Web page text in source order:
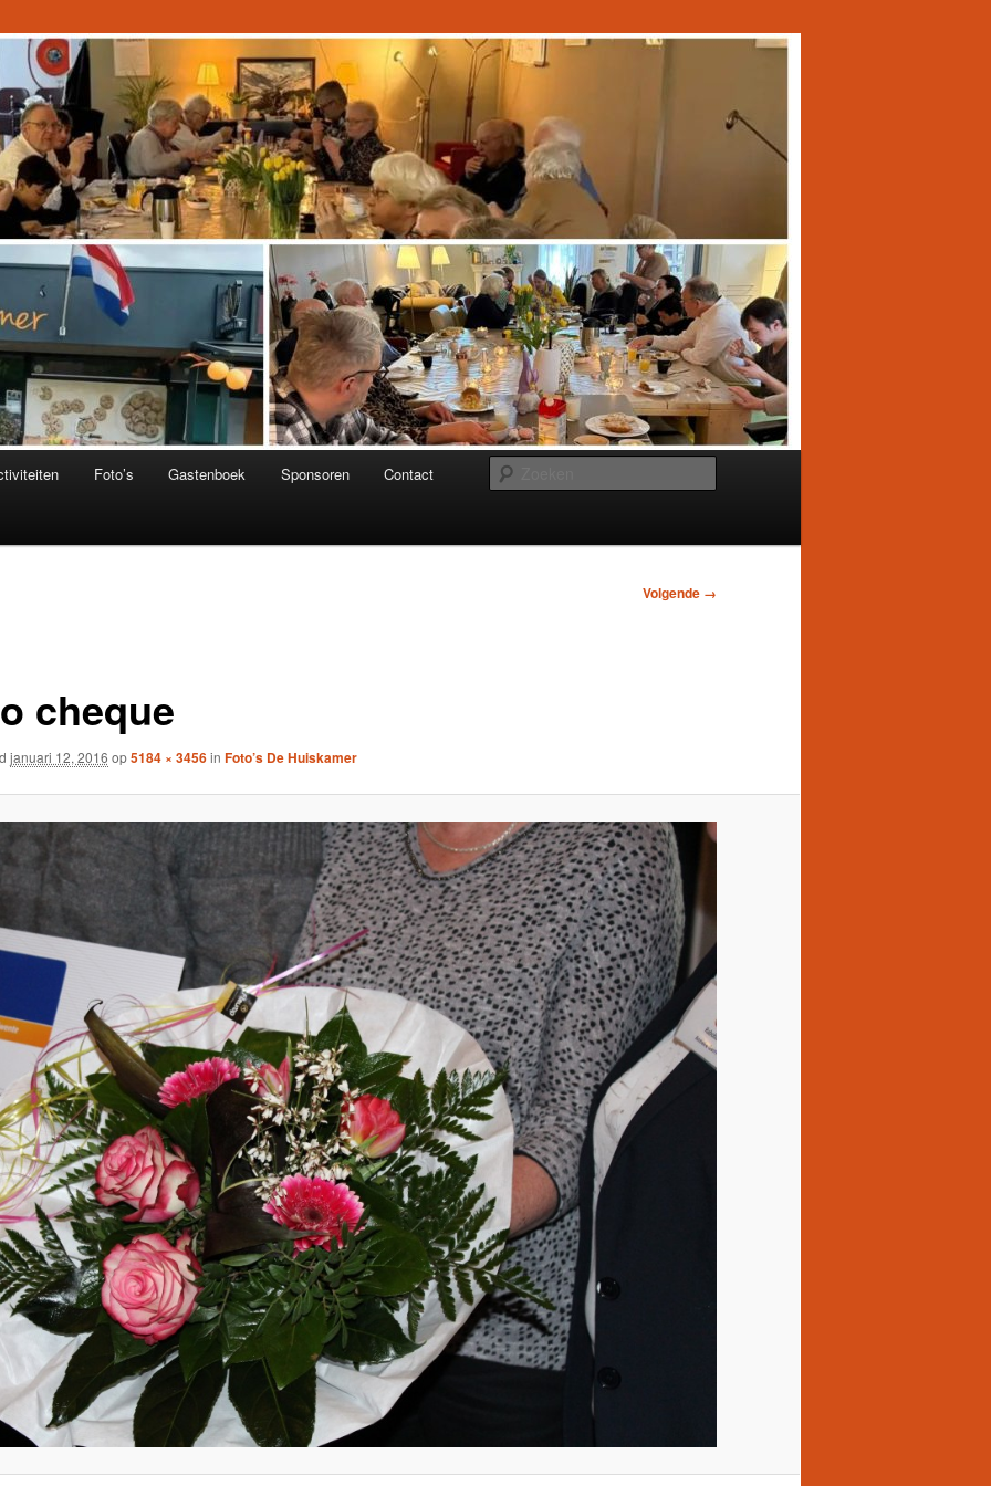
Foto’s Gastenboek Sponsoren Contact
Volgende →
cheque
januari 12, 2016 op5184 × 3456in Foto’s De Huiskamer